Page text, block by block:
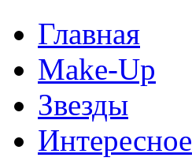
Главная
Make-Up
Звезды
Интересное